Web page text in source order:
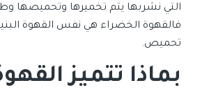
التي نشربها يتم تخميرها وتحميصها
فالقهوة الخضراء هي نفس القهوة
تحميص.
بماذا تتميز